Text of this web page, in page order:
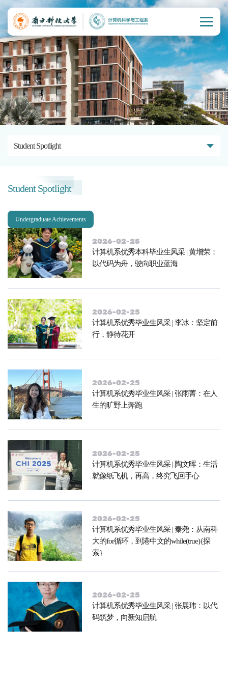
Student Spotlight
Student Spotlight
Undergraduate Achievements
2026-02-25
计算机系优秀本科毕业生风采 | 黄增荣：
以代码为舟，驶向职业蓝海
2026-02-25
计算机系优秀毕业生风采 | 李冰：坚定前
行，静待花开
2026-02-25
计算机系优秀毕业生风采 | 张雨菁：在人
生的旷野上奔跑
2026-02-25
计算机系优秀毕业生风采 | 陶文晖：生活
就像纸飞机，再高，终究飞回手心
2026-02-25
计算机系优秀毕业生风采 | 秦尧：从南科
大的for循环，到港中文的while(true){探
索}
2026-02-25
计算机系优秀毕业生风采 | 张展玮：以代
码筑梦，向新知启航